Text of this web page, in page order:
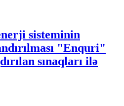
sisteminin
"Enquri"
sınaqları ilə